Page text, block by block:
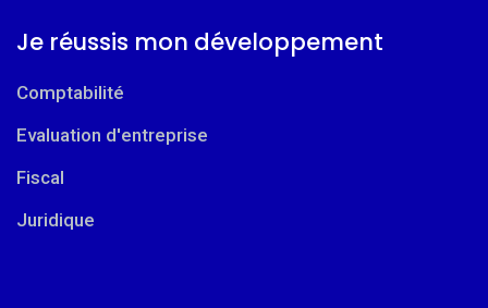
Je réussis mon développement
Comptabilité
Evaluation d'entreprise
Fiscal
Juridique